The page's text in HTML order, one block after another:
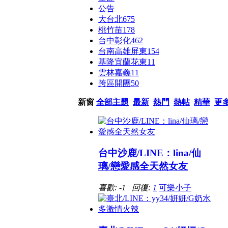
公告
大台北675
桃竹苗178
台中彰化462
台南高雄屏東154
基隆宜蘭花東11
雲林嘉義11
跨區開團50
新窗 全部主題 最新 熱門 熱帖 精華 更
台中沙鹿/LINE：lina/仙
璃/戀愛感全天然女友
喜歡: -1 回復: 1 可樂小子